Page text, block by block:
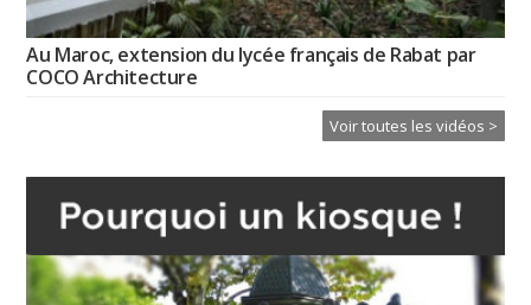
Au Maroc, extension du lycée français de Rabat par
COCO Architecture
Voir toutes les vidéos >